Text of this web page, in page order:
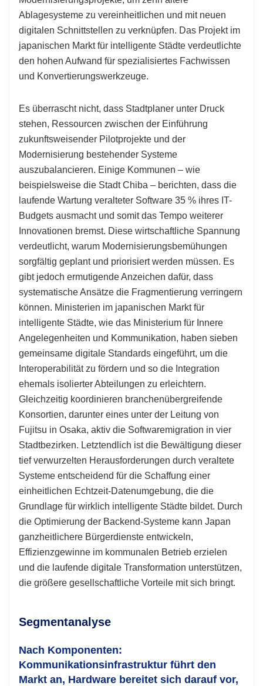
Ablagesysteme zu vereinheitlichen und mit neuen
digitalen Schnittstellen zu verknüpfen. Das Projekt im
japanischen Markt für intelligente Städte verdeutlichte
den hohen Aufwand für spezialisiertes Fachwissen
und Konvertierungswerkzeuge.
Es überrascht nicht, dass Stadtplaner unter Druck
stehen, Ressourcen zwischen der Einführung
zukunftsweisender Pilotprojekte und der
Modernisierung bestehender Systeme
auszubalancieren. Einige Kommunen – wie
beispielsweise die Stadt Chiba – berichten, dass die
laufende Wartung veralteter Software 35 % ihres IT-
Budgets ausmacht und somit das Tempo weiterer
Innovationen bremst. Diese wirtschaftliche Spannung
verdeutlicht, warum Modernisierungsbemühungen
sorgfältig geplant und priorisiert werden müssen. Es
gibt jedoch ermutigende Anzeichen dafür, dass
systematische Ansätze die Fragmentierung verringern
können. Ministerien im japanischen Markt für
intelligente Städte, wie das Ministerium für Innere
Angelegenheiten und Kommunikation, haben sieben
gemeinsame digitale Standards eingeführt, um die
Interoperabilität zu fördern und so die Integration
ehemals isolierter Abteilungen zu erleichtern.
Gleichzeitig koordinieren branchenübergreifende
Konsortien, darunter eines unter der Leitung von
Fujitsu in Osaka, aktiv die Softwaremigration in vier
Stadtbezirken. Letztendlich ist die Bewältigung dieser
tief verwurzelten Herausforderungen durch veraltete
Systeme entscheidend für die Schaffung einer
einheitlichen Echtzeit-Datenumgebung, die die
Grundlage für wirklich intelligente Städte bildet. Durch
die Optimierung der Backend-Systeme kann Japan
ganzheitlichere Bürgerdienste entwickeln,
Effizienzgewinne im kommunalen Betrieb erzielen
und die laufende digitale Transformation unterstützen,
die größere gesellschaftliche Vorteile mit sich bringt.
Segmentanalyse
Nach Komponenten:
Kommunikationsinfrastruktur führt den
Markt an, Hardware bereitet sich darauf vor,